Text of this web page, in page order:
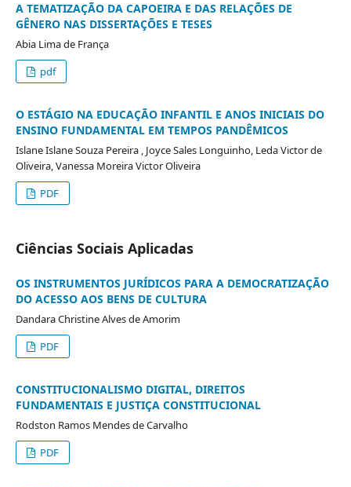
A TEMATIZAÇÃO DA CAPOEIRA E DAS RELAÇÕES DE
GÊNERO NAS DISSERTAÇÕES E TESES
Abia Lima de França
pdf
O ESTÁGIO NA EDUCAÇÃO INFANTIL E ANOS INICIAIS DO
ENSINO FUNDAMENTAL EM TEMPOS PANDÊMICOS
Islane Islane Souza Pereira , Joyce Sales Longuinho, Leda Victor de
Oliveira, Vanessa Moreira Victor Oliveira
PDF
Ciências Sociais Aplicadas
OS INSTRUMENTOS JURÍDICOS PARA A DEMOCRATIZAÇÃO
DO ACESSO AOS BENS DE CULTURA
Dandara Christine Alves de Amorim
PDF
CONSTITUCIONALISMO DIGITAL, DIREITOS
FUNDAMENTAIS E JUSTIÇA CONSTITUCIONAL
Rodston Ramos Mendes de Carvalho
PDF